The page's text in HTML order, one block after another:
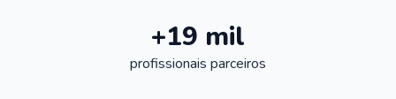
+19 mil
profissionais parceiros